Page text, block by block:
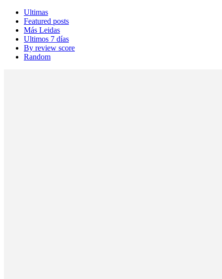
Ultimas
Featured posts
Más Leidas
Ultimos 7 días
By review score
Random